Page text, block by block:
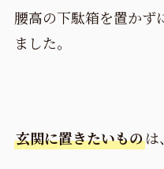
腰高の下駄箱を置かず
ました。
玄関に置きたいものは